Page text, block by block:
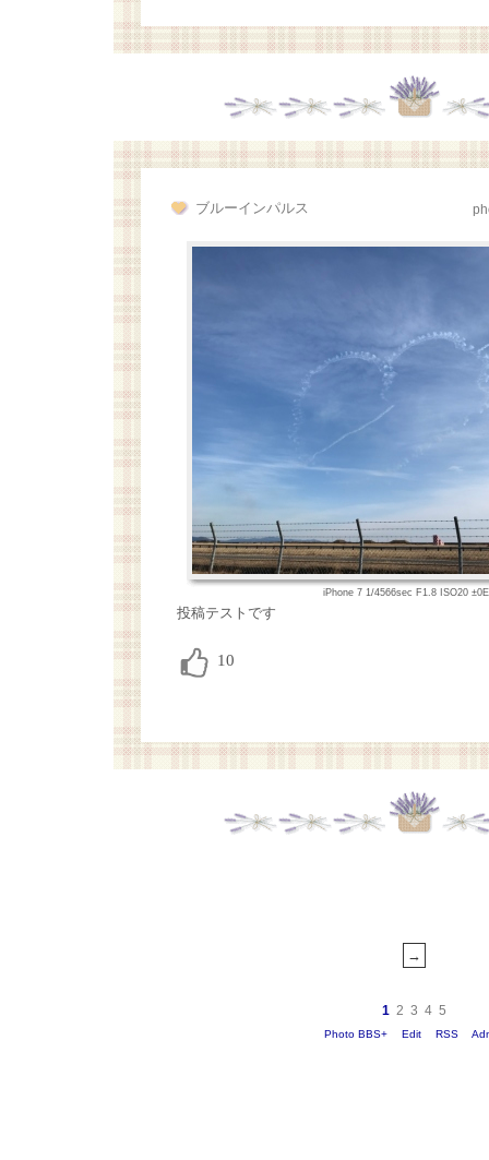
ブルーインパルス
iPhone 7 1/4566sec F1.8 ISO20
投稿テストです
1 2 3 4 5
Photo BBS+ Edit RSS